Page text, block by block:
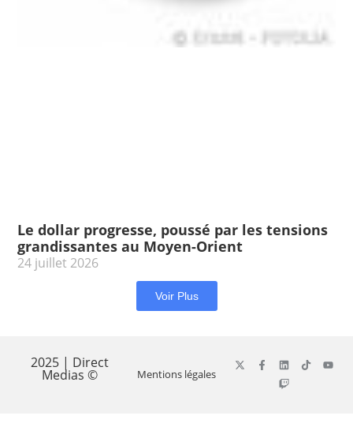
Le dollar progresse, poussé par les tensions
grandissantes au Moyen-Orient
24 juillet 2026
Voir Plus
2025 | Direct
Medias © Mentions légales